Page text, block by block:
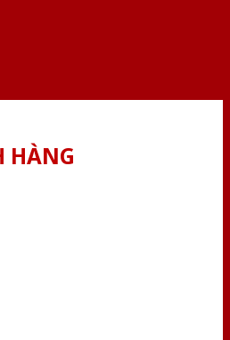
HÀNG